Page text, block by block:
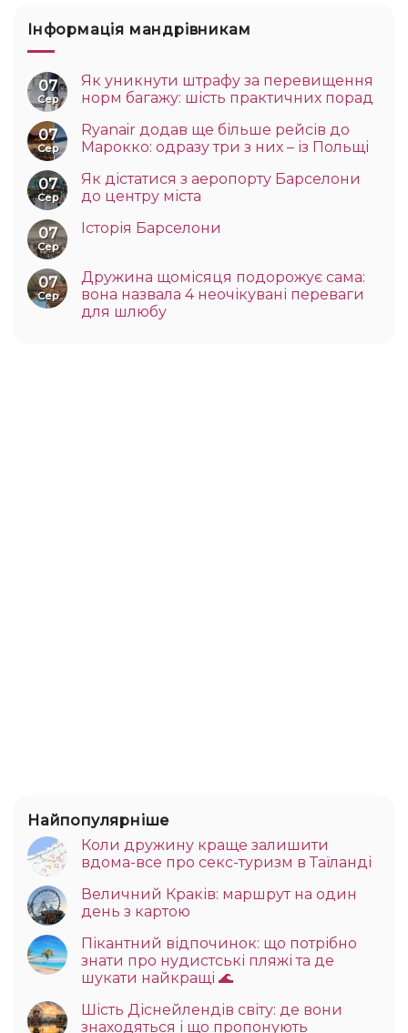
Інформація мандрівникам
07
Сер
Як уникнути штрафу за перевищення
норм багажу: шість практичних порад
07
Сер
Ryanair додав ще більше рейсів до
Марокко: одразу три з них – із Польщі
07
Сер
Як дістатися з аеропорту Барселони
до центру міста
07
Сер
Історія Барселони
07
Сер
Дружина щомісяця подорожує сама:
вона назвала 4 неочікувані переваги
для шлюбу
Найпопулярніше
Коли дружину краще залишити
вдома-все про секс-туризм в Таїланді
Величний Краків: маршрут на один
день з картою
Пікантний відпочинок: що потрібно
знати про нудистські пляжі та де
шукати найкращі 🌊
Шість Діснейлендів світу: де вони
знаходяться і що пропонують